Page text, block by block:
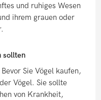
und ruhiges Wesen
ihrem grauen oder
sollten
Bevor Sie Vögel kaufen,
Vögel. Sie sollte
von Krankheit,